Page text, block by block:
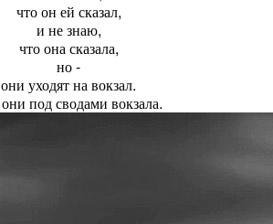
что он ей сказал,
и не знаю,
что она сказала,
но -
они уходят на вокзал.
под сводами вокзала.